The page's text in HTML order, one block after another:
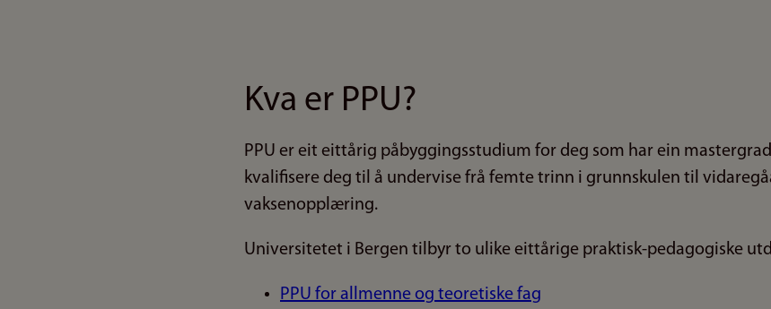
Kva er PPU?
PPU er eit eittårig påbyggingsstudium for deg som har ein
kvalifisere deg til å undervise frå femte trinn i grunnskulen til
vaksenopplæring.
Universitetet i Bergen tilbyr to ulike eittårige praktisk-pedagogiske
PPU for allmenne og teoretiske fag